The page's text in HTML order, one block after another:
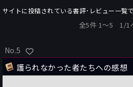
サイトに投稿されている書評･レビュー一覧
全5件 1〜5 1/1
No.5
護られなかった者たちへの感想